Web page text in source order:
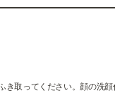
き取ってください。顔の洗